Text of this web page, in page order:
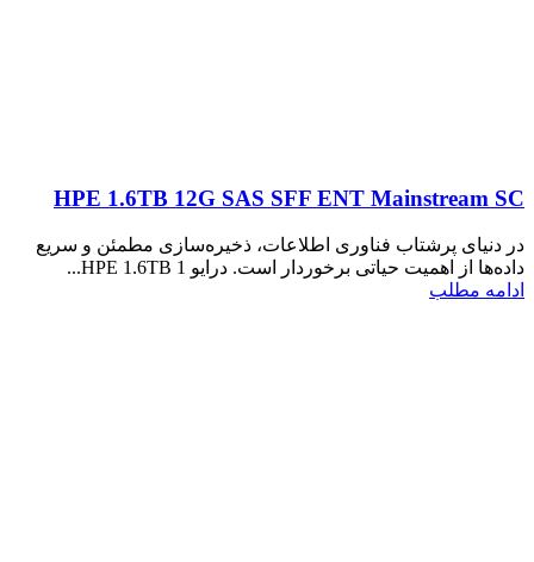
HPE 1.6TB 12G SAS SFF ENT Mainstream SC
در دنیای پرشتاب فناوری اطلاعات، ذخیره‌سازی مطمئن و سریع
داده‌ها از اهمیت حیاتی برخوردار است. درایو HPE 1.6TB 1...
ادامه مطلب